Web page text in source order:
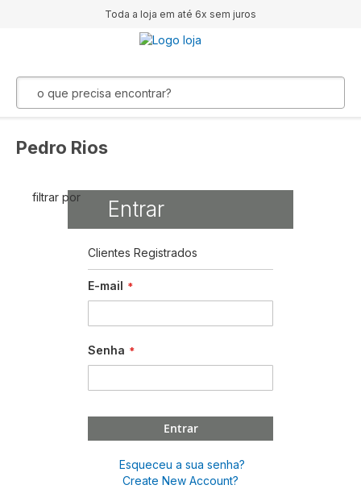
Toda a loja em até 6x sem juros
Pedro Rios
Entrar
Clientes Registrados
E-mail
Senha
Entrar
Esqueceu a sua senha?
Create New Account?
filtrar por